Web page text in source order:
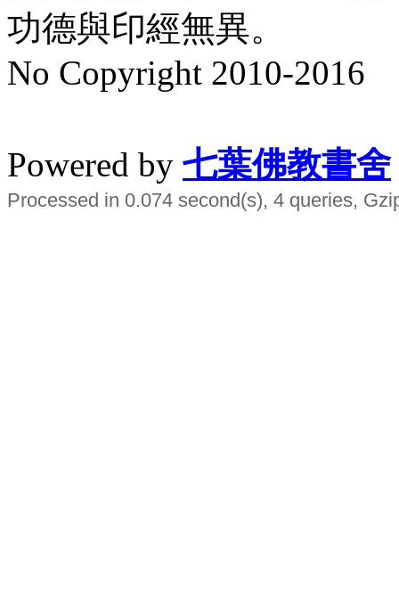
功德與印經無異。
No Copyright 2010-2016
Powered by 七葉佛教書舍
Processed in 0.074 second(s), 4 queries,